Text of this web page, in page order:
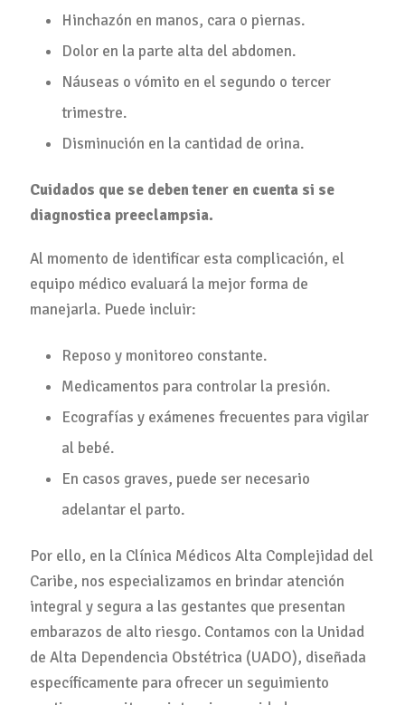
Hinchazón en manos, cara o piernas.
Dolor en la parte alta del abdomen.
Náuseas o vómito en el segundo o tercer
trimestre.
Disminución en la cantidad de orina.
Cuidados que se deben tener en cuenta si se
diagnostica preeclampsia.
Al momento de identificar esta complicación, el
equipo médico evaluará la mejor forma de
manejarla. Puede incluir:
Reposo y monitoreo constante.
Medicamentos para controlar la presión.
Ecografías y exámenes frecuentes para vigilar
al bebé.
En casos graves, puede ser necesario
adelantar el parto.
Por ello, en la Clínica Médicos Alta Complejidad del
Caribe, nos especializamos en brindar atención
integral y segura a las gestantes que presentan
embarazos de alto riesgo. Contamos con la Unidad
de Alta Dependencia Obstétrica (UADO), diseñada
específicamente para ofrecer un seguimiento